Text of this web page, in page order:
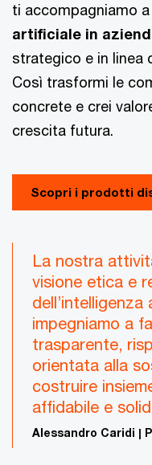
ti accompagniamo a
artificiale in
strategico e in linea
Così trasformi le
concrete e crei
crescita futura.
Scopri i prodotti
La nostra
visione etica e
dell’intelligenza
impegniamo a
trasparente,
orientata alla
costruire
affidabile e
Alessandro Caridi |